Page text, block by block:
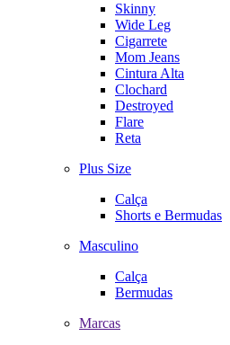
Skinny
Wide Leg
Cigarrete
Mom Jeans
Cintura Alta
Clochard
Destroyed
Flare
Reta
Plus Size
Calça
Shorts e Bermudas
Masculino
Calça
Bermudas
Marcas